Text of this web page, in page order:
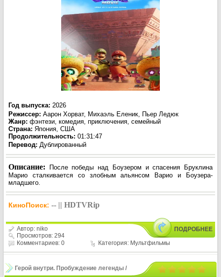
Год выпуска: 2026
Режиссер: Аарон Хорват, Михаэль Еленик, Пьер Ледюк
Жанр: фэнтези, комедия, приключения, семейный
Страна: Япония, США
Продолжительность: 01:31:47
Перевод: Дублированный
Описание: После победы над Боузером и спасения Бруклина
Марио сталкивается со злобным альянсом Варио и Боузера-
младшего.
КиноПоиск: -- || HDTVRip
ПОДРОБНЕЕ
Автор: niko
Просмотров: 294
Комментариев: 0
Категория: Мультфильмы
Герой внутри. Пробуждение легенды /